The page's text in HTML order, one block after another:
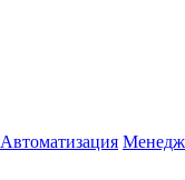
Автоматизация